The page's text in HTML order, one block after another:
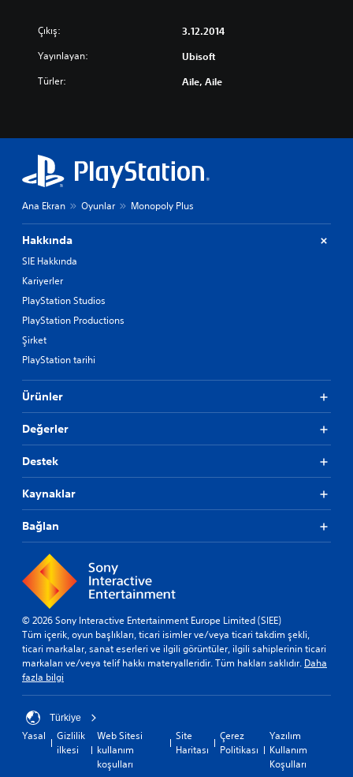
Çıkış: 3.12.2014
Yayınlayan: Ubisoft
Türler: Aile, Aile
Ana Ekran Oyunlar Monopoly Plus
Hakkında
SIE Hakkında
Kariyerler
PlayStation Studios
PlayStation Productions
Şirket
PlayStation tarihi
Ürünler
Değerler
Destek
Kaynaklar
Bağlan
© 2026 Sony Interactive Entertainment Europe Limited (SIEE)
Tüm içerik, oyun başlıkları, ticari isimler ve/veya ticari takdim şekli,
ticari markalar, sanat eserleri ve ilgili görüntüler, ilgili sahiplerinin ticari
markaları ve/veya telif hakkı materyalleridir. Tüm hakları saklıdır. Daha
fazla bilgi
Türkiye
Yasal
Gizlilik
ilkesi
Web Sitesi
kullanım
koşulları
Site
Haritası
Çerez
Politikası
Yazılım
Kullanım
Koşulları